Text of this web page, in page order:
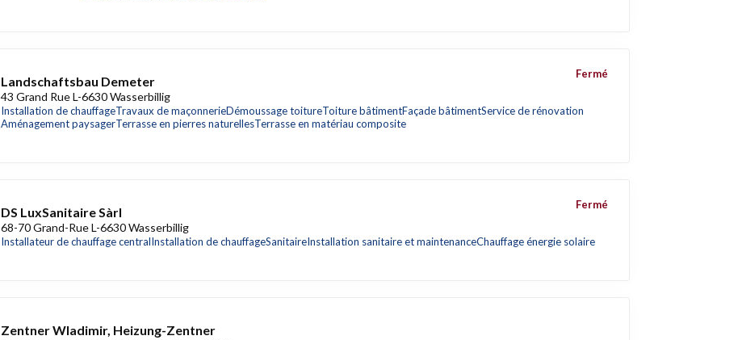
Landschaftsbau Demeter
43 Grand Rue L-6630 Wasserbillig
Installation de chauffageTravaux de maçonnerieDémoussage toitureToiture bâtimentFaçade bâtimentService de rénovation
Aménagement paysagerTerrasse en pierres naturellesTerrasse en matériau composite
Fermé
DS LuxSanitaire Sàrl
68-70 Grand-Rue L-6630 Wasserbillig
Installateur de chauffage centralInstallation de chauffageSanitaireInstallation sanitaire et maintenanceChauffage énergie solaire
Fermé
Zentner Wladimir, Heizung-Zentner